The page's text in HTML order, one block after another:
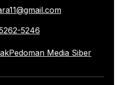
5246
Pedoman Media Siber